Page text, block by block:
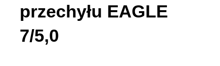
przechyłu EAGLE
7/5,0